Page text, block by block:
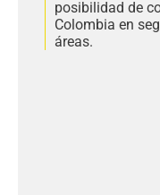
posibilidad de
Colombia en
áreas.